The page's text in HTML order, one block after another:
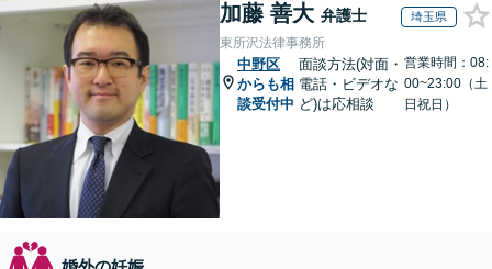
加藤 善大 弁護士 埼玉県
東所沢法律事務所
中野区
からも相
談受付中
面談方法(対面・
電話・ビデオな
ど)は応相談
営業時間：08:
00~23:00（土
日祝日）